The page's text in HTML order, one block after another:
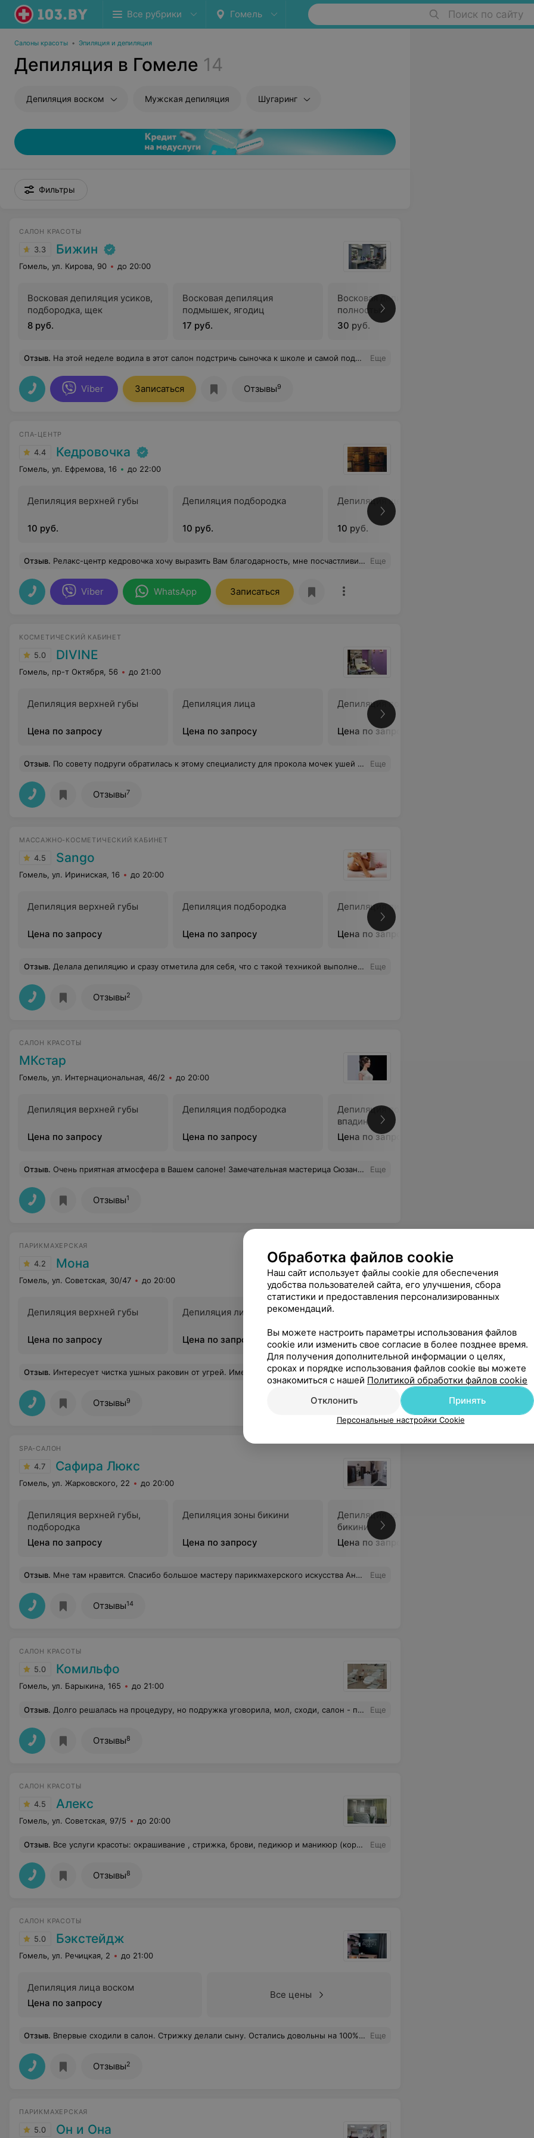
Все рубрики Гомель Поиск по сайту
Салоны красоты • Эпиляция и депиляция
Депиляция в Гомеле 14
Депиляция воском Мужская депиляция Шугаринг
Фильтры
САЛОН КРАСОТЫ
3.3 Бижин
Гомель, ул. Кирова, 90 до 20:00
Восковая депиляция усиков,
подбородка, щек
8 руб.
Восковая депиляция
подмышек, ягодиц
17 руб.
Восковая депиляция рук
полностью
30 руб.
Отзыв. На этой неделе водила в этот салон подстричь сыночка к школе и самой подправить прическу. Хочу отметить, что девчонки молодцы, мальчишка мой остался доволен, я тоже, комплименты получаю сейчас от всех. Говорят, что лучше стала выглядеть. Отдельно спасибо за отличное и вежливое обслуживание Наталье Сафоновой, очень приятная девушка, отличный мастер, мы с сыном довольны. Будем в Гомеле, обязательно посетим ещё салон! Еще
Viber Записаться Отзывы9
СПА-ЦЕНТР
4.4 Кедровочка
Гомель, ул. Ефремова, 16 до 22:00
Депиляция верхней губы
10 руб.
Депиляция подбородка
10 руб.
Депиляция щек
10 руб.
Отзыв. Релакс-центр кедровочка хочу выразить Вам благодарность, мне посчастливилось побывать у Вас в центре. Я осталась очень довольна, всё понравилось, уютная атмосфера, замечательный персонал. Спасибо Вам большое за релакс)) Еще
Viber WhatsApp Записаться
КОСМЕТИЧЕСКИЙ КАБИНЕТ
5.0 DIVINE
Гомель, пр-т Октября, 56 до 21:00
Депиляция верхней губы
Цена по запросу
Депиляция лица
Цена по запросу
Депиляция подбородка
Цена по запросу
Отзыв. По совету подруги обратилась к этому специалисту для прокола мочек ушей моему ребенку. Я в восторге!Все быстро и качественно! Врач доброжелательный. Доча даже не успела понять, что произошло.Теперь планирую прийти сюда на уходовые процедуры. Еще
Отзывы7
МАССАЖНО-КОСМЕТИЧЕСКИЙ КАБИНЕТ
4.5 Sango
Гомель, ул. Ириниская, 16 до 20:00
Депиляция верхней губы
Цена по запросу
Депиляция подбородка
Цена по запросу
Депиляция лица
Цена по запросу
Отзыв. Делала депиляцию и сразу отметила для себя, что с такой техникой выполнения работы и мастерством я встретилась впервые. Я не заметила, как все было сделано быстро и качественно. Приятно, как клиенту, что ты пришел к мастеру, у которого все необходимое под рукой, а не так, как во многих салонах, где мастер по депиляции приходит по договоренности. Я рекомендую. Еще
Отзывы2
САЛОН КРАСОТЫ
МКстар
Гомель, ул. Интернациональная, 46/2 до 20:00
Депиляция верхней губы
Цена по запросу
Депиляция подбородка
Цена по запросу
Депиляция подмышечных
впадин
Цена по запросу
Отзыв. Очень приятная атмосфера в Вашем салоне! Замечательная мастерица Сюзанна Закарян!!!!!Могу с уверенностью заявить,что за 10 лет проживания в Гомеле нашла того человека,который без лишних слов понимает, как выполнить стрижку,чтобы клиент остался доволен! Еще
Отзывы1
ПАРИКМАХЕРСКАЯ
4.2 Мона
Гомель, ул. Советская, 30/47 до 20:00
Депиляция верхней губы
Цена по запросу
Депиляция лица
Цена по запросу
Цена по запросу
Цена по
Отзыв. Интересует чистка ушных раковин от угрей. Имеется ли специальный инструмент ложечка и возможность осуществления данной процедуры? Еще
Отзывы9
SPA-САЛОН
4.7 Сафира Люкс
Гомель, ул. Жарковского, 22 до 20:00
Депиляция верхней губы,
подбородка
Цена по запросу
Депиляция зоны бикини
Цена по запросу
Депиляция зоны глубокого
бикини
Цена по запросу
Отзыв. Мне там нравится. Спасибо большое мастеру парикмахерского искусства Анне Жуковой. Еще
Отзывы14
САЛОН КРАСОТЫ
5.0 Комильфо
Гомель, ул. Барыкина, 165 до 21:00
Отзыв. Долго решалась на процедуру, но подружка уговорила, мол, сходи, салон - просто супер, не пожалеешь, и я, наконец-таки, рискнула. Качество обслуживания меня просто поразило до глубины души! Специалист ответил на все мои вопросы подробно, а главное, понятно! После консультации, которая еще и бесплатная ( что здорово, т.к в некоторых центрах даже за просто вопросы приходится платить) сразу провела процедуру. Эмоции просто зашкаливают! Спасибо вам огромное за то, что вы есть и помогаете мне, людям исполнять свои маленькие мечты!!! Теперь я ваш постоянный клиент!) Еще
Отзывы8
САЛОН КРАСОТЫ
4.5 Алекс
Гомель, ул. Советская, 97/5 до 20:00
Отзыв. Все услуги красоты: окрашивание , стрижка, брови, педикюр и маникюр (коррекция и гель-лак) доверяю только девочкам салона Алекс почти с их открытия. Всегда есть возможность попасть к любимым мастерам. Учитывают все пожелания, доброжелательные. И все это с вкусным чаем и полезными конфетками)))))) Еще
Отзывы8
САЛОН КРАСОТЫ
5.0 Бэкстейдж
Гомель, ул. Речицкая, 2 до 21:00
Депиляция лица воском
Цена по запросу
Все цены
Отзыв. Впервые сходили в салон. Стрижку делали сыну. Остались довольны на 100%. Мастер Екатерина очень внимательная и профессионал своего дела. Рекомендую. Еще
Отзывы2
ПАРИКМАХЕРСКАЯ
5.0 Он и Она
Обработка файлов cookie
Наш сайт использует файлы cookie для обеспечения
удобства пользователей сайта, его улучшения, сбора
статистики и предоставления персонализированных
рекомендаций.
Вы можете настроить параметры использования файлов
cookie или изменить свое согласие в более позднее время.
Для получения дополнительной информации о целях,
сроках и порядке использования файлов cookie вы можете
ознакомиться с нашей Политикой обработки файлов cookie
Отклонить
Принять
Персональные настройки Cookie